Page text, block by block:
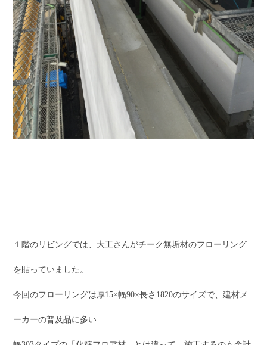
１階のリビングでは、大工さんがチーク無垢材のフローリング
を貼っていました。
今回のフローリングは厚15×幅90×長さ1820のサイズで、建材メ
ーカーの普及品に多い